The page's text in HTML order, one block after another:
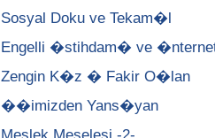
Sosyal Doku ve Tekam�l
Engelli �stihdam� ve
Zengin K�z � Fakir O�lan
��imizden Yans�yan